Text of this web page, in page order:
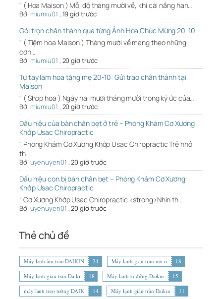
" ( Hoa Maison ) Mỗi độ tháng mười về, khi cái nắng han…
Bởi miumiu01 , 19 giờ trước
Gói trọn chân thành qua từng Ảnh Hoa Chúc Mừng 20-10
" ( Tiệm hoa Maison ) Tháng mười về mang theo những
cơn…
Bởi miumiu01 , 20 giờ trước
Tự tay làm hoa tặng mẹ 20-10: Gửi trao chân thành tại
Maison
" ( Shop hoa ) Ngày hai mươi tháng mười trong ký ức của…
Bởi miumiu01 , 20 giờ trước
Dấu hiệu của bàn chân bẹt ở trẻ – Phòng Khám Cơ Xương
Khớp Usac Chiropractic
" Phòng Khám Cơ Xương Khớp Usac Chiropractic Trẻ nhỏ
th…
Bởi uyenuyen01 ,20 giờ trước
Dấu hiệu con bị bàn chân bẹt – Phòng Khám Cơ Xương
Khớp Usac Chiropractic
" Cơ Xương Khớp Usac Chiropractic <strong>Nhìn th…
Bởi uyenuyen01 ,20 giờ trước
Thẻ chủ đề
Máy lạnh âm trần DAIKIN 24 Máy lạnh giấu trần nối ố
18
Máy lạnh giấu trần Daiki
18 Máy lạnh tủ đứng Daikin
15
máy lạnh treo tường DAIK
14 Máy lạnh giấu trần Daikin
11